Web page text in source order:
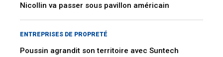
Nicollin va passer sous pavillon américain
ENTREPRISES DE PROPRETÉ
Poussin agrandit son territoire avec Suntech